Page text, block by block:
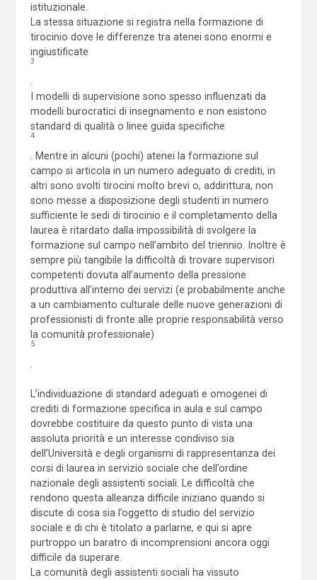
istituzionale.
La stessa situazione si registra nella formazione di
tirocinio dove le differenze tra atenei sono enormi e
ingiustificate
3
I modelli di supervisione sono spesso influenzati da
modelli burocratici di insegnamento e non esistono
standard di qualità o linee guida specifiche
4
. Mentre in alcuni (pochi) atenei la formazione sul
campo si articola in un numero adeguato di crediti, in
altri sono svolti tirocini molto brevi o, addirittura, non
sono messe a disposizione degli studenti in numero
sufficiente le sedi di tirocinio e il completamento della
laurea è ritardato dalla impossibilità di svolgere la
formazione sul campo nell’ambito del triennio. Inoltre è
sempre più tangibile la difficoltà di trovare supervisori
competenti dovuta all’aumento della pressione
produttiva all’interno dei servizi (e probabilmente anche
a un cambiamento culturale delle nuove generazioni di
professionisti di fronte alle proprie responsabilità verso
la comunità professionale)
5
L’individuazione di standard adeguati e omogenei di
crediti di formazione specifica in aula e sul campo
dovrebbe costituire da questo punto di vista una
assoluta priorità e un interesse condiviso sia
dell’Università e degli organismi di rappresentanza dei
corsi di laurea in servizio sociale che dell’ordine
nazionale degli assistenti sociali. Le difficoltà che
rendono questa alleanza difficile iniziano quando si
discute di cosa sia l’oggetto di studio del servizio
sociale e di chi è titolato a parlarne, e qui si apre
purtroppo un baratro di incomprensioni ancora oggi
difficile da superare.
La comunità degli assistenti sociali ha vissuto